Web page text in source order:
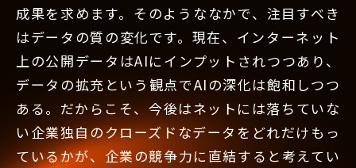
成果を求めます。そのようななかで、注目すべき
はデータの質の変化です。現在、インターネット
上の公開データはAIにインプットされつつあり、
データの拡充という観点でAIの深化は飽和しつつ
ある。だからこそ、今後はネットには落ちていな
い企業独自のクローズドなデータをどれだけもっ
ているかが、企業の競争力に直結すると考えてい